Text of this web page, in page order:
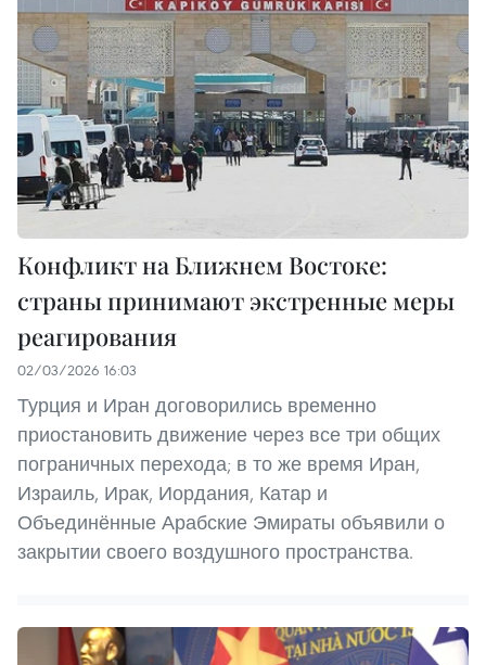
Конфликт на Ближнем Востоке:
страны принимают экстренные меры
реагирования
02/03/2026 16:03
Турция и Иран договорились временно
приостановить движение через все три общих
пограничных перехода; в то же время Иран,
Израиль, Ирак, Иордания, Катар и
Объединённые Арабские Эмираты объявили о
закрытии своего воздушного пространства.